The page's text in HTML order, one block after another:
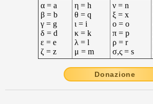
α = a
β = b
γ = g
δ = d
ε = e
ζ = z
η = h
θ = q
ι = i
κ = k
λ = l
μ = m
ν = n
ξ = x
ο = o
π = p
ρ = r
σ,ς = s
Donazione